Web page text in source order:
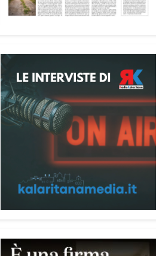
dignità», racconta Alessandro
Tra i partecipanti anche i seminaristi,
impegnati accanto agli anziani della
casa di riposo Cristo Re.
«Un’esperienza di crescita umana e
spirituale che rafforza la vocazione
al servizio», sottolinea Cristiano
Il programma dedica spazio anche
ai temi della pace e della
cooperazione nel Mediterraneo.
Oggi pomeriggio, alla Mediateca del
l’arcivescovo monsignor Giuseppe
Baturi ha approfondito il ruolo dei